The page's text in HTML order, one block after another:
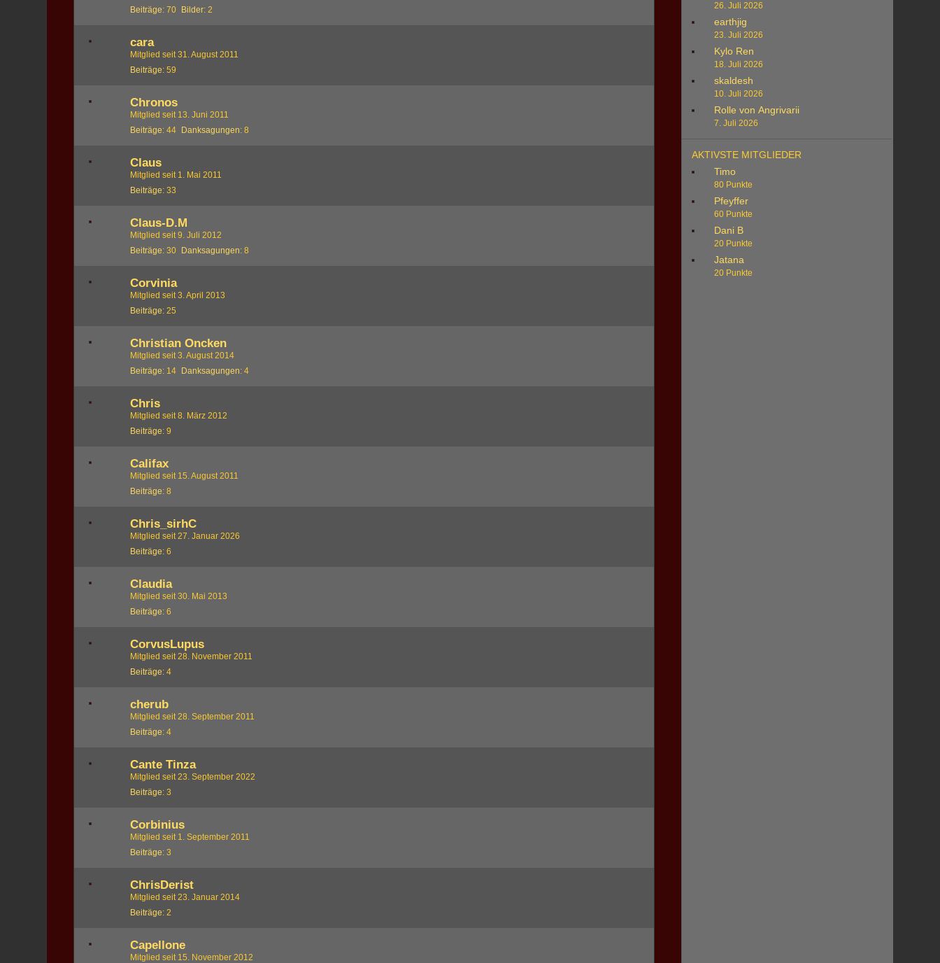
Beiträge 70 Bilder 2
cara
Mitglied seit 31. August 2011
Beiträge 59
Chronos
Mitglied seit 13. Juni 2011
Beiträge 44 Danksagungen 8
Claus
Mitglied seit 1. Mai 2011
Beiträge 33
Claus-D.M
Mitglied seit 9. Juli 2012
Beiträge 30 Danksagungen 8
Corvinia
Mitglied seit 3. April 2013
Beiträge 25
Christian Oncken
Mitglied seit 3. August 2014
Beiträge 14 Danksagungen 4
Chris
Mitglied seit 8. März 2012
Beiträge 9
Califax
Mitglied seit 15. August 2011
Beiträge 8
Chris_sirhC
Mitglied seit 27. Januar 2026
Beiträge 6
Claudia
Mitglied seit 30. Mai 2013
Beiträge 6
CorvusLupus
Mitglied seit 28. November 2011
Beiträge 4
cherub
Mitglied seit 28. September 2011
Beiträge 4
Cante Tinza
Mitglied seit 23. September 2022
Beiträge 3
Corbinius
Mitglied seit 1. September 2011
Beiträge 3
ChrisDerist
Mitglied seit 23. Januar 2014
Beiträge 2
Capellone
Mitglied seit 15. November 2012
26. Juli 2026
earthjig
23. Juli 2026
Kylo Ren
18. Juli 2026
skaldesh
10. Juli 2026
Rolle von Angrivarii
7. Juli 2026
AKTIVSTE MITGLIEDER
Timo
80 Punkte
Pfeyffer
60 Punkte
Dani B
20 Punkte
Jatana
20 Punkte